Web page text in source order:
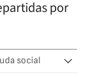
por
social